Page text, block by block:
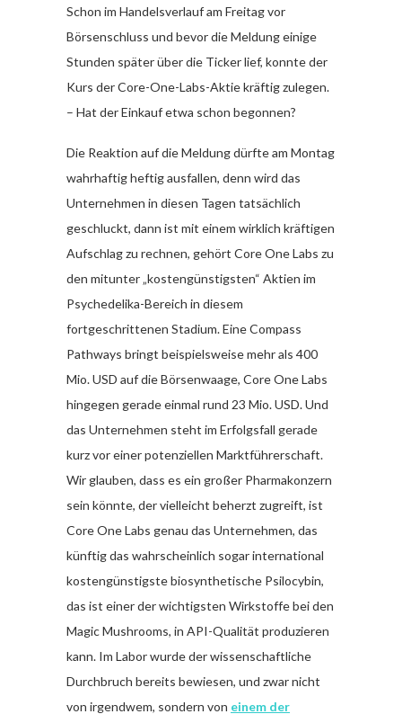
Schon im Handelsverlauf am Freitag vor
Börsenschluss und bevor die Meldung einige
Stunden später über die Ticker lief, konnte der
Kurs der Core-One-Labs-Aktie kräftig zulegen.
– Hat der Einkauf etwa schon begonnen?
Die Reaktion auf die Meldung dürfte am Montag
wahrhaftig heftig ausfallen, denn wird das
Unternehmen in diesen Tagen tatsächlich
geschluckt, dann ist mit einem wirklich kräftigen
Aufschlag zu rechnen, gehört Core One Labs zu
den mitunter „kostengünstigsten“ Aktien im
Psychedelika-Bereich in diesem
fortgeschrittenen Stadium. Eine Compass
Pathways bringt beispielsweise mehr als 400
Mio. USD auf die Börsenwaage, Core One Labs
hingegen gerade einmal rund 23 Mio. USD. Und
das Unternehmen steht im Erfolgsfall gerade
kurz vor einer potenziellen Marktführerschaft.
Wir glauben, dass es ein großer Pharmakonzern
sein könnte, der vielleicht beherzt zugreift, ist
Core One Labs genau das Unternehmen, das
künftig das wahrscheinlich sogar international
kostengünstigste biosynthetische Psilocybin,
das ist einer der wichtigsten Wirkstoffe bei den
Magic Mushrooms, in API-Qualität produzieren
kann. Im Labor wurde der wissenschaftliche
Durchbruch bereits bewiesen, und zwar nicht
von irgendwem, sondern von einem der